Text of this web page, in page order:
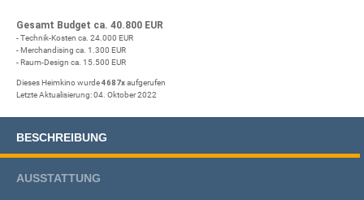
Gesamt Budget ca. 40.800 EUR
- Technik-Kosten ca. 24.000 EUR
- Merchandising ca. 1.300 EUR
- Raum-Design ca. 15.500 EUR
Dieses Heimkino wurde4687xaufgerufen
Letzte Aktualisierung: 04. Oktober 2022
BESCHREIBUNG
AUSSTATTUNG